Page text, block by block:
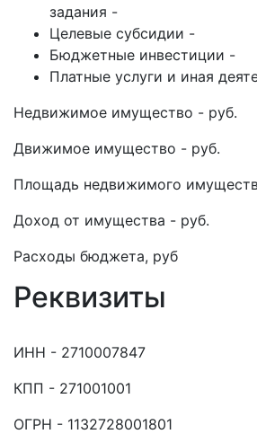
задания -
Целевые субсидии -
Бюджетные инвестиции -
Платные услуги и иная
Недвижимое имущество - руб.
Движимое имущество - руб.
Площадь недвижимого
Доход от имущества - руб.
Расходы бюджета, руб
Реквизиты
ИНН - 2710007847
КПП - 271001001
ОГРН - 1132728001801